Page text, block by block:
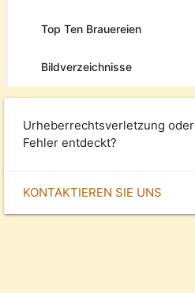
Top Ten Brauereien
Bildverzeichnisse
Urheberrechtsverletzung oder
Fehler entdeckt?
KONTAKTIEREN SIE UNS